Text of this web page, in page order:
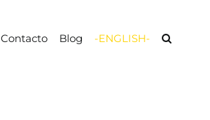
Contacto Blog -ENGLISH-